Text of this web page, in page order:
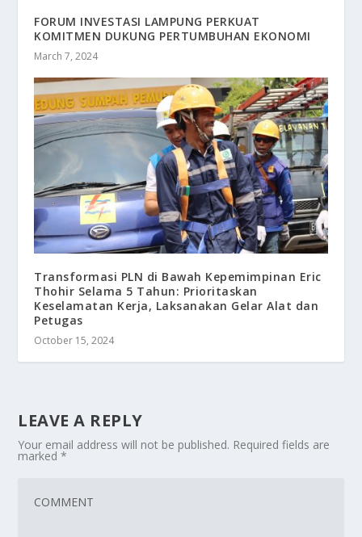
FORUM INVESTASI LAMPUNG PERKUAT
KOMITMEN DUKUNG PERTUMBUHAN EKONOMI
March 7, 2024
Transformasi PLN di Bawah Kepemimpinan Eric
Thohir Selama 5 Tahun: Prioritaskan
Keselamatan Kerja, Laksanakan Gelar Alat dan
Petugas
October 15, 2024
LEAVE A REPLY
Your email address will not be published. Required fields are
marked*